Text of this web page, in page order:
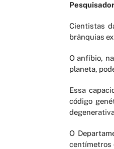
Cientistas
brânquias
O anfíbio,
planeta,
Essa
código
O
centímetros